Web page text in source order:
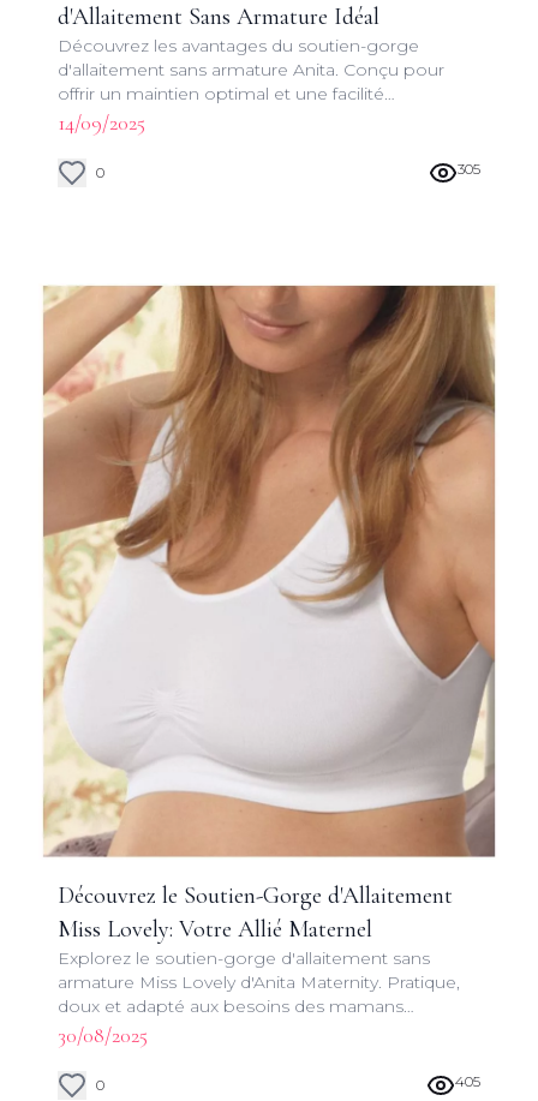
d'Allaitement Sans Armature Idéal
Découvrez les avantages du soutien-gorge
d'allaitement sans armature Anita. Conçu pour
offrir un maintien optimal et une facilité
d'utilisation, il accompagne les mamans tout au
long de leur parcours d'allaitement.
14/09/2025
0 305
Découvrez le Soutien-Gorge d'Allaitement
Miss Lovely: Votre Allié Maternel
Explorez le soutien-gorge d'allaitement sans
armature Miss Lovely d'Anita Maternity. Pratique,
doux et adapté aux besoins des mamans
allaitantes. Découvrez ses caractéristiques uniques
!
30/08/2025
0 405